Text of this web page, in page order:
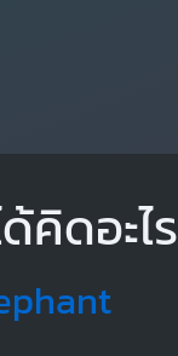
คิดอะไร